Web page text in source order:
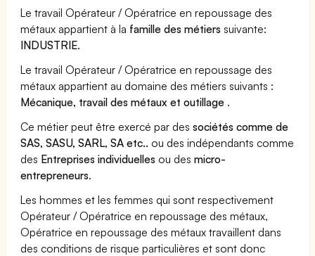
Le travail Opérateur / Opératrice en repoussage des
métaux appartient à la famille des métiers suivante:
INDUSTRIE.
Le travail Opérateur / Opératrice en repoussage des
métaux appartient au domaine des métiers suivants :
Mécanique, travail des métaux et outillage .
Ce métier peut être exercé par dessociétés comme de
SAS, SASU, SARL, SA etc.. ou des indépendants comme
des Entreprises individuelles ou desmicro-
entrepreneurs.
Les hommes et les femmes qui sont respectivement
Opérateur / Opératrice en repoussage des métaux,
Opératrice en repoussage des métaux travaillent dans
des conditions de risque particulières et sont donc